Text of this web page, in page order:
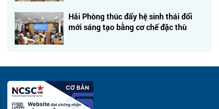
Hải Phòng thúc đẩy hệ sinh thái đổi
mới sáng tạo bằng cơ chế đặc thù